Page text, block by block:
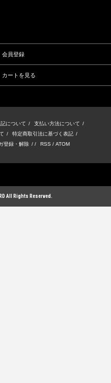
会員登録
カートを見る
について / 支払い方法について /
/ 特定商取引法に基づく表記 /
登録・解除 / / RSS / ATOM
All Rights Reserved.